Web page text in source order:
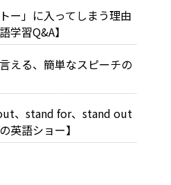
ー」に入ってしまう理由
学習Q&A】
える、簡単なスピーチの
、stand for、stand out
英語ショー】